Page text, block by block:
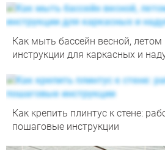
Как мыть бассейн весной,
инструкции для каркасных и
Как крепить плинтус к стене:
пошаговые инструкции